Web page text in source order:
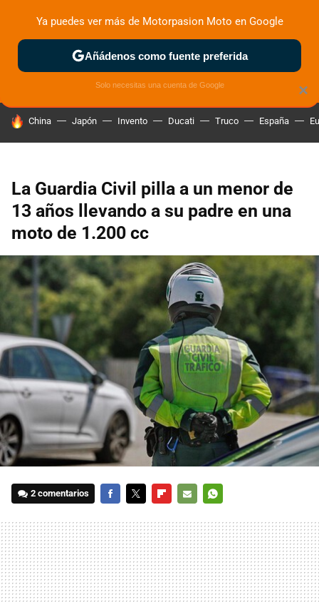
ZONA DE PRUEBAS DEPORTIVAS MOTOS ELÉCTRICAS
HOY SE HABLA DE
China Japón Invento Ducati Truco España
La Guardia Civil pilla a un menor de
13 años llevando a su padre en una
moto de 1.200 cc
2 comentarios
MAIL
×
Ya puedes ver más de Motorpasion Moto en Google
Añádenos como fuente preferida
Solo necesitas una cuenta de Google